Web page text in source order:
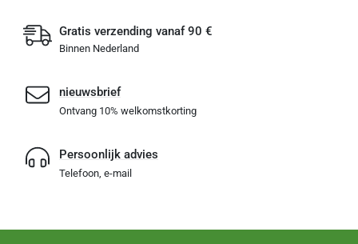
Gratis verzending vanaf 90 €
Binnen Nederland
nieuwsbrief
Ontvang 10% welkomstkorting
Persoonlijk advies
Telefoon, e-mail